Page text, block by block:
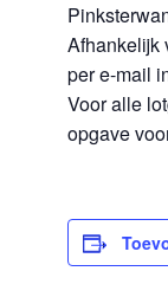
Afhankelijk
per e-mail
Voor alle
opgave